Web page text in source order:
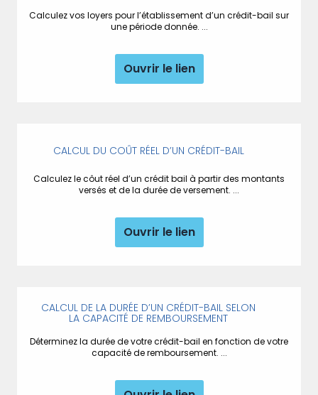
Calculez vos loyers pour l’établissement d’un crédit-bail sur
une période donnée. ...
Ouvrir le lien
CALCUL DU COÛT RÉEL D’UN CRÉDIT-BAIL
Calculez le côut réel d’un crédit bail à partir des montants
versés et de la durée de versement. ...
Ouvrir le lien
CALCUL DE LA DURÉE D’UN CRÉDIT-BAIL SELON
LA CAPACITÉ DE REMBOURSEMENT
Déterminez la durée de votre crédit-bail en fonction de votre
capacité de remboursement. ...